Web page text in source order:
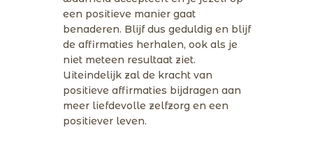
een positieve manier gaat
benaderen. Blijf dus geduldig en blijf
de affirmaties herhalen, ook als je
niet meteen resultaat ziet.
Uiteindelijk zal de kracht van
positieve affirmaties bijdragen aan
meer liefdevolle zelfzorg en een
positiever leven.